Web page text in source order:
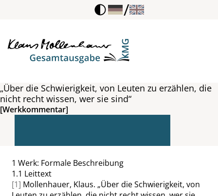
/
„Über die Schwierigkeit, von Leuten zu erzählen, die
nicht recht wissen, wer sie sind“
[Werkkommentar]
1 Werk: Formale Beschreibung
1.1 Leittext
[1] Mollenhauer, Klaus. „Über die Schwierigkeit, von